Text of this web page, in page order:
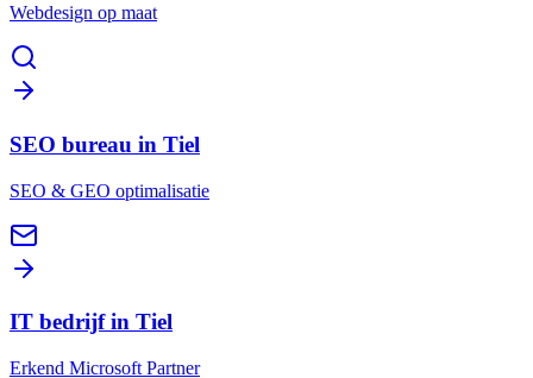
Webdesign op maat
SEO bureau in Tiel
SEO & GEO optimalisatie
IT bedrijf in Tiel
Erkend Microsoft Partner